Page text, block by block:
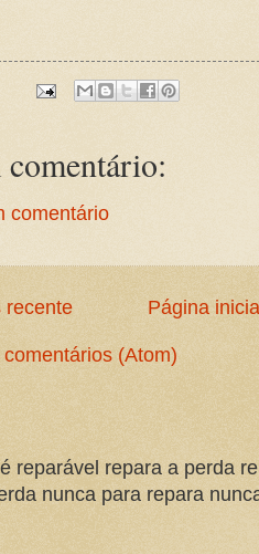
comentário
recente Página
comentários (Atom)
reparável repara a perda
nunca para repara